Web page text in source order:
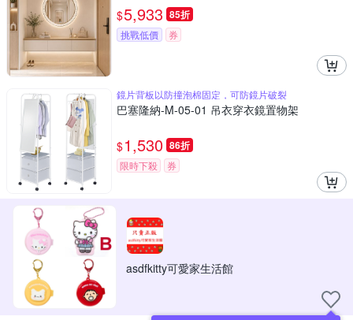
$5,933 85折
挑戰低價 券
鏡片背板以防撞泡棉固定，可防鏡片破裂
巴塞隆納-M-05-01 吊衣穿衣鏡置物架
$1,530 86折
限時下殺 券
asdfkitty可愛家生活館